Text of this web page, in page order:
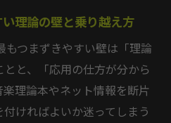
理論の壁と乗り越え方
つまずきやすい壁は「理論
と、「応用の仕方が分から
理論本やネット情報を断片
ければよいか迷ってしまう